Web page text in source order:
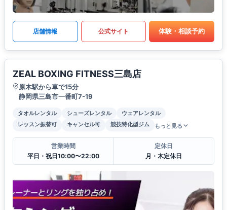
店舗情報 公式サイト 体験・相談予約
ZEAL BOXING FITNESS三島店
原木駅から車で15分
静岡県三島市一番町7-19
タオルレンタル シューズレンタル
ウェアレンタル
レッスン振替可
キャンセル可 競技特化型ジム もっと見る
営業時間
平日・祝日10:00〜22:00
定休日
月・木定休日